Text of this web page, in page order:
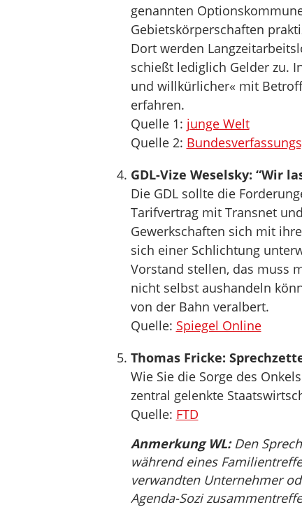
genannten
Gebietskörperschaften
Dort werden
schießt lediglich Gelder zu.
und willkürlicher« mit
erfahren.
Quelle 1: junge Welt
Quelle 2:
GDL-Vize Weselsky: “Wir
Die GDL sollte die
Tarifvertrag mit Transnet
Gewerkschaften sich mit
sich einer Schlichtung
Vorstand stellen, das muss
nicht selbst aushandeln
von der Bahn veralbert.
Quelle: Spiegel Online
Thomas Fricke:
Wie Sie die Sorge des
zentral gelenkte
Quelle: FTD
Anmerkung WL:Den
während eines
verwandten Unternehmer
Agenda-Sozi